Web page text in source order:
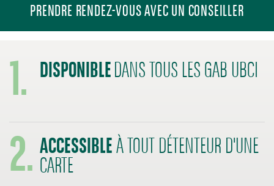
PRENDRE RENDEZ-VOUS AVEC UN CONSEILLER
1. DISPONIBLEDANS TOUS LES GAB UBCI
2.ACCESSIBLEÀ TOUT DÉTENTEUR D'UNE
CARTE